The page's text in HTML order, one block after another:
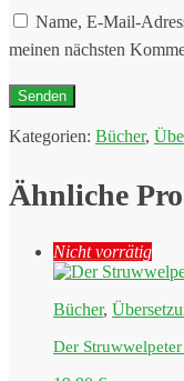
Name, E-Mail-
meinen nächsten
Kategorien: Bücher,
Ähnliche
Nicht vorrätig
Bücher,
Der